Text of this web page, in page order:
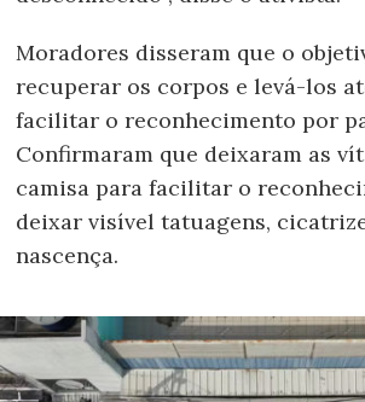
Moradores disseram que o
recuperar os corpos e levá-los
facilitar o reconhecimento por
Confirmaram que deixaram as
camisa para facilitar o
deixar visível tatuagens,
nascença.